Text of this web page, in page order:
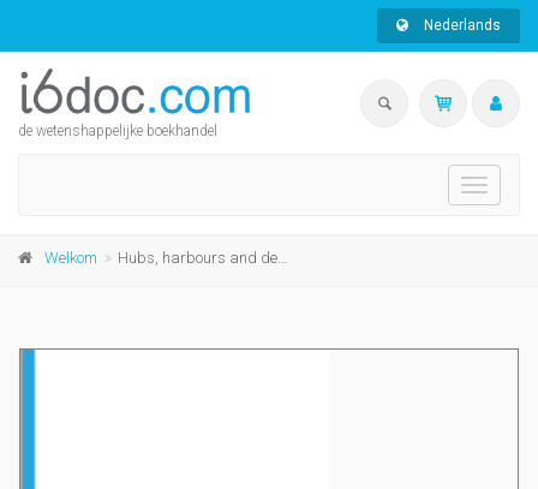
Nederlands
de wetenshappelijke boekhandel
Toggle
Welkom Hubs, harbours and deltas in southeast Asia: multidisciplinary and intercultural perspectives